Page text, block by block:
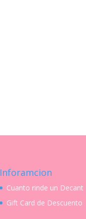
Inforamcion
Cuanto rinde un Decant
Gift Card de Descuento